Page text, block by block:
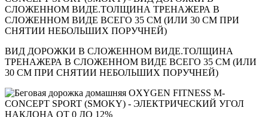
ВИД ДОРОЖКИ В СЛОЖЕННОМ ВИДЕ.ТОЛЩИНА
ТРЕНАЖЕРА В СЛОЖЕННОМ ВИДЕ ВСЕГО 35 СМ (ИЛИ
30 СМ ПРИ СНЯТИИ НЕБОЛЬШИХ ПОРУЧНЕЙ)